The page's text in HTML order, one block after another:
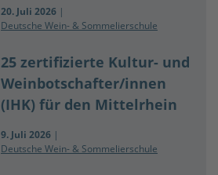
20. Juli 2026|
Deutsche Wein- & Sommelierschule
25 zertifizierte Kultur- und
Weinbotschafter/innen
(IHK) für den Mittelrhein
9. Juli 2026|
Deutsche Wein- & Sommelierschule